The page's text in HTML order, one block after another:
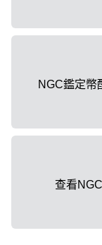
NGC鑑定幣
查看